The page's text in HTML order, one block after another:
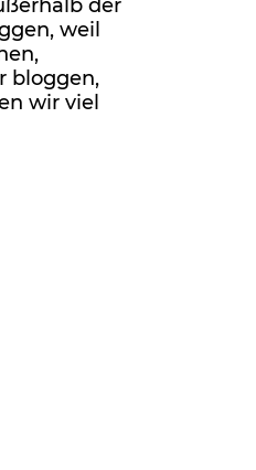
der
weil
bloggen,
wir viel